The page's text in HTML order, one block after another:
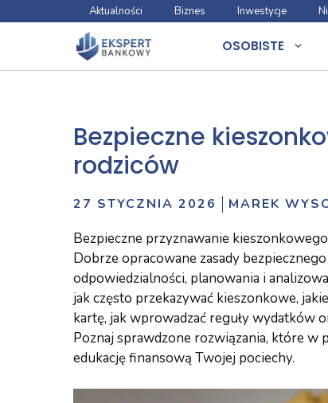
Aktualności Biznes Inwestycje
OSOBISTE
Bezpieczne
rodziców
27 STYCZNIA 2026 MAREK
Bezpieczne przyznawanie
Dobrze opracowane zasady
odpowiedzialności, planowania i
jak często przekazywać kieszonkowe,
kartę, jak wprowadzać reguły wydatków
Poznaj sprawdzone rozwiązania, które w
edukację finansową Twojej pociechy.